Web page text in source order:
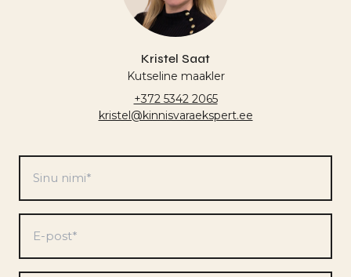
Kristel Saat
Kutseline maakler
+372 5342 2065
kristel@kinnisvaraekspert.ee
nimi
*
post
*